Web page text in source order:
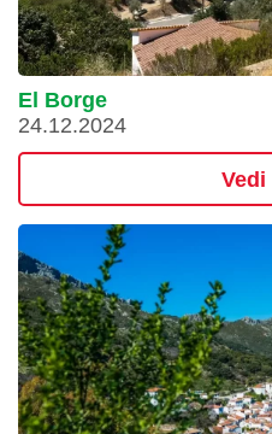
El Borge
24.12.2024